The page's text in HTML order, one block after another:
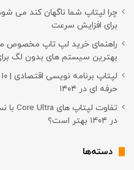
برای افزایش سرعت
بهترین سیستم های بدون لگ
حرفه ای در ۱۴۰۴
در ۱۴۰۴ بهتر است؟
دسته‌ها